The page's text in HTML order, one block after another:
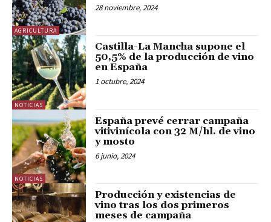
AGRICULTURA
28 noviembre, 2024
NOTICIAS
Castilla-La Mancha supone el
50,5% de la producción de vino
en España
1 octubre, 2024
NOTICIAS
España prevé cerrar campaña
vitivinícola con 32 M/hl. de vino
y mosto
6 junio, 2024
Producción y existencias de
vino tras los dos primeros
meses de campaña